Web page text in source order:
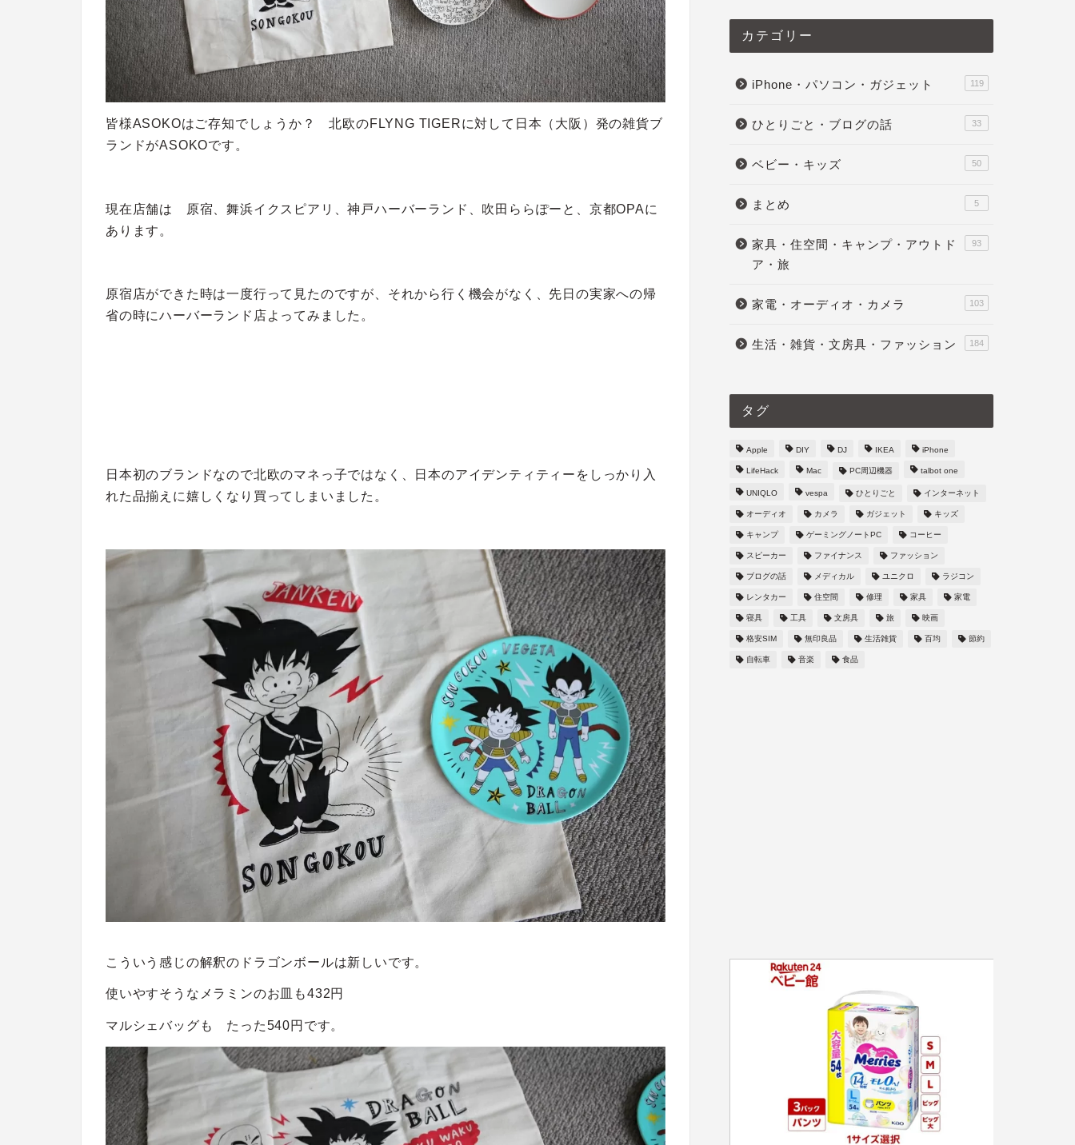
皆様ASOKOはご存知でしょうか？ 北欧のFLYNG TIGERに対して日本（大阪）発の雑貨ブ
ランドがASOKOです。
現在店舗は 原宿、舞浜イクスピアリ、神戸ハーバーランド、吹田ららぽーと、京都OPAに
あります。
原宿店ができた時は一度行って見たのですが、それから行く機会がなく、先日の実家への帰
省の時にハーバーランド店よってみました。
日本初のブランドなので北欧のマネっ子ではなく、日本のアイデンティティーをしっかり入
れた品揃えに嬉しくなり買ってしまいました。
こういう感じの解釈のドラゴンボールは新しいです。
使いやすそうなメラミンのお皿も432円
マルシェバッグも たった540円です。
カテゴリー
iPhone・パソコン・ガジェット 119
ひとりごと・ブログの話 33
ベビー・キッズ 50
まとめ 5
家具・住空間・キャンプ・アウトド
ア・旅
93
家電・オーディオ・カメラ 103
生活・雑貨・文房具・ファッション 184
タグ
Apple DIY DJ IKEA iPhone
LifeHack Mac PC周辺機器 talbot one
UNIQLO vespa ひとりごと インターネット
オーディオ カメラ ガジェット キッズ
キャンプ ゲーミングノートPC コーヒー
スピーカー ファイナンス ファッション
ブログの話 メディカル ユニクロ ラジコン
レンタカー 住空間 修理 家具 家電
寝具 工具 文房具 旅 映画
格安SIM 無印良品 生活雑貨 百均 節約
自転車 音楽 食品